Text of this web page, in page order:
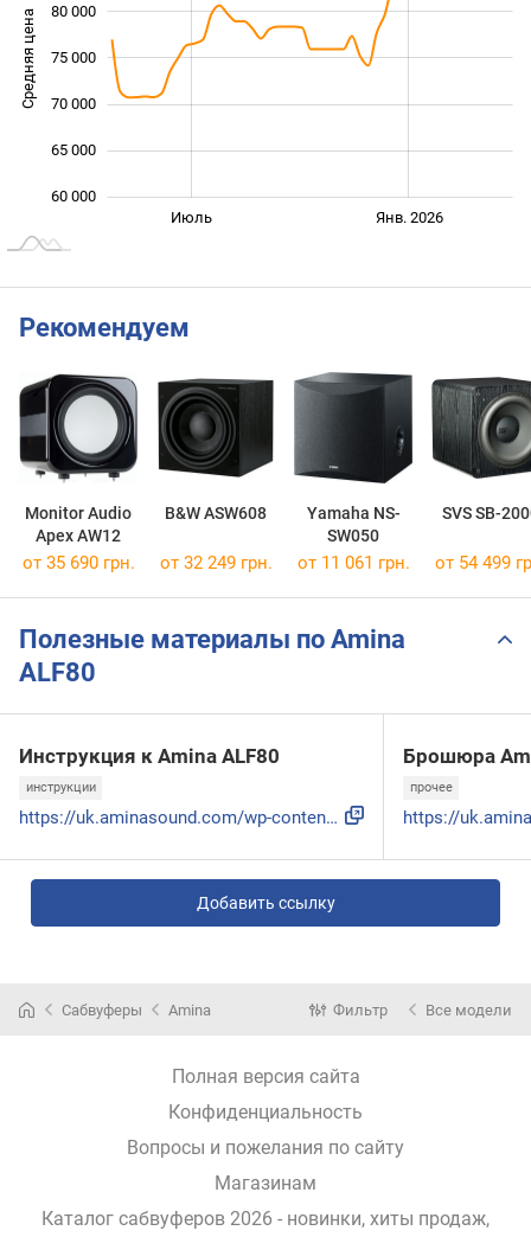
Средняя цена 60 000
60 000
65 000
70 000
75 000
80 000
Июль Янв. 2026
Рекомендуем
Monitor Audio
Apex AW12
B&W ASW608
Yamaha NS-
SW050
SVS SB-
от 35 690 грн. от 32 249 грн. от 11 061 грн. от 54 499
Полезные материалы по Amina
ALF80
Инструкция к Amina ALF80
инструкции
https://uk.aminasound.com/wp-content/uploads/dfm/products/a...
Брошюра
прочее
Добавить ссылку
Сабвуферы Amina Фильтр Все модели
Полная версия сайта
Конфиденциальность
Вопросы и пожелания по сайту
Магазинам
Каталог сабвуферов 2026 - новинки, хиты продаж,